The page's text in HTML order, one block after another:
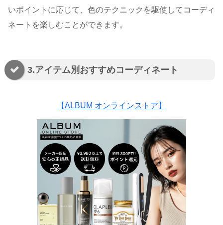
いポイントに応じて、色のテクニックを駆使してコーディ
ネートを楽しむことができます。
3.アイテム別おすすめコーディネート
【ALBUM オンラインストア】